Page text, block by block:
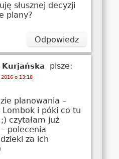
słusznej decyzji
plany?
Odpowiedz
pisze:
o 13:18
planowania –
Lombok i póki co tu
czytałam już
polecenia
za ich